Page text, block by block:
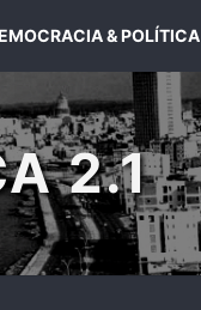
& POLÍTICA
2.1